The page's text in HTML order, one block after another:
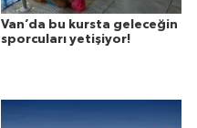
Van’da bu kursta geleceğin
sporcuları yetişiyor!